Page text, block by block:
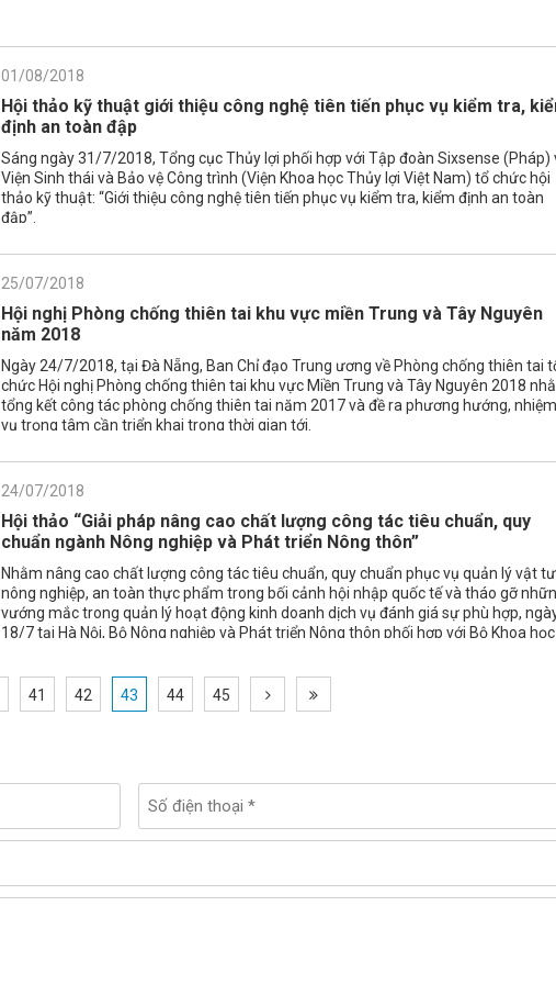
01/08/2018
Hội thảo kỹ thuật giới thiệu công nghệ tiên tiến phục vụ kiểm tra,
định an toàn đập
Sáng ngày 31/7/2018, Tổng cục Thủy lợi phối hợp với Tập đoàn Sixsense (Pháp)
Viện Sinh thái và Bảo vệ Công trình (Viện Khoa học Thủy lợi Việt Nam) tổ chức hội
thảo kỹ thuật: “Giới thiệu công nghệ tiên tiến phục vụ kiểm tra, kiểm định an toàn
đập”.
25/07/2018
Hội nghị Phòng chống thiên tai khu vực miền Trung và Tây Nguyên
năm 2018
Ngày 24/7/2018, tại Đà Nẵng, Ban Chỉ đạo Trung ương về Phòng chống thiên tai
chức Hội nghị Phòng chống thiên tai khu vực Miền Trung và Tây Nguyên 2018
tổng kết công tác phòng chống thiên tai năm 2017 và đề ra phương hướng, nhiệm
vụ trọng tâm cần triển khai trong thời gian tới.
24/07/2018
Hội thảo “Giải pháp nâng cao chất lượng công tác tiêu chuẩn, quy
chuẩn ngành Nông nghiệp và Phát triển Nông thôn”
Nhằm nâng cao chất lượng công tác tiêu chuẩn, quy chuẩn phục vụ quản lý vật tư
nông nghiệp, an toàn thực phẩm trong bối cảnh hội nhập quốc tế và tháo gỡ
vướng mắc trong quản lý hoạt động kinh doanh dịch vụ đánh giá sự phù hợp,
18/7 tại Hà Nội, Bộ Nông nghiệp và Phát triển Nông thôn phối hợp với Bộ Khoa học
41
42 43 44 45